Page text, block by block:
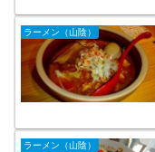
ラーメン（山陰）
ラーメン（山陰）